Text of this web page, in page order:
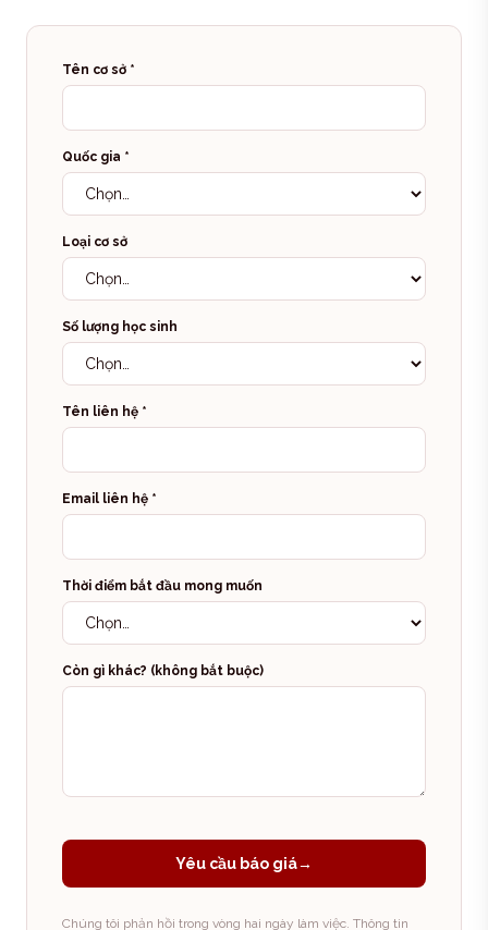
Tên cơ sở *
Quốc gia *
Loại cơ sở
Số lượng học sinh
Tên liên hệ *
Email liên hệ *
Thời điểm bắt đầu mong muốn
Còn gì khác? (không bắt buộc)
Yêu cầu báo giá→
Chúng tôi phản hồi trong vòng hai ngày làm việc. Thông tin